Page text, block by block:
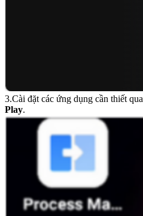
3.Cài đặt các ứng dụng cần thiết qua
Play.